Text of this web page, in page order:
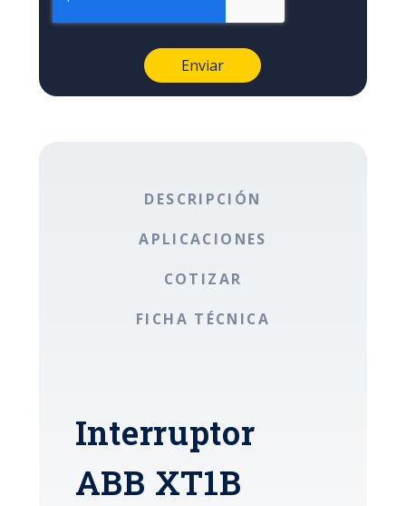
DESCRIPCIÓN
APLICACIONES
COTIZAR
FICHA TÉCNICA
Interruptor
ABB XT1B